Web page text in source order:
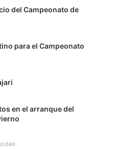
del Campeonato de
para el Campeonato
en el arranque del